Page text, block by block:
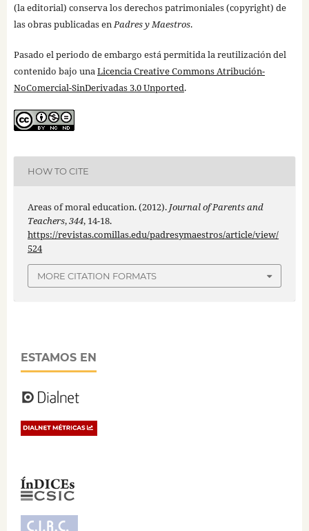
(la editorial) conserva los derechos patrimoniales (copyright) de
las obras publicadas enPadres y Maestros.
Pasado el periodo de embargo está permitida la reutilización del
contenido bajo unaLicencia Creative Commons Atribución-
NoComercial-SinDerivadas 3.0 Unported.
HOW TO CITE
Areas of moral education. (2012). Journal of Parents and
Teachers,344, 14-18.
https://revistas.comillas.edu/padresymaestros/article/view/
524
MORE CITATION FORMATS
ESTAMOS EN